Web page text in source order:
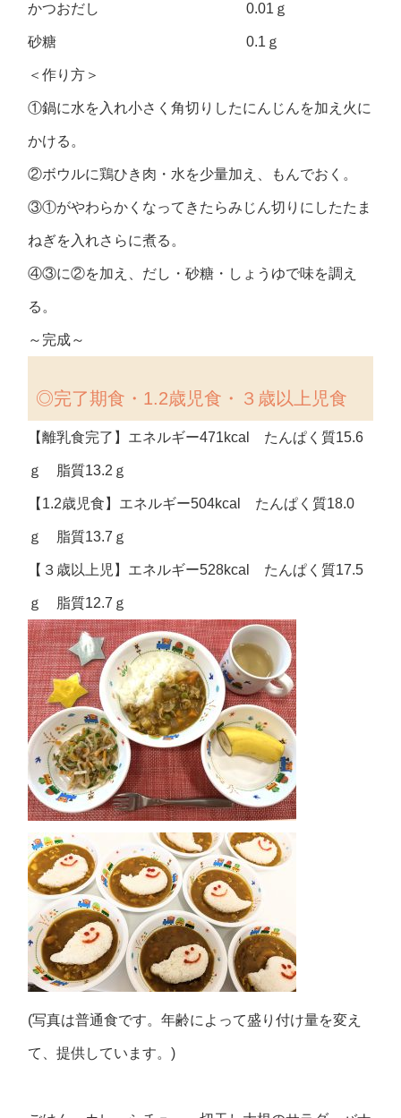
かつおだし 0.01ｇ
砂糖 0.1ｇ
＜作り方＞
①鍋に水を入れ小さく角切りしたにんじんを加え火に
かける。
②ボウルに鶏ひき肉・水を少量加え、もんでおく。
③①がやわらかくなってきたらみじん切りにしたたま
ねぎを入れさらに煮る。
④③に②を加え、だし・砂糖・しょうゆで味を調え
る。
～完成～
◎完了期食・1.2歳児食・３歳以上児食
【離乳食完了】エネルギー471kcal たんぱく質15.6
ｇ 脂質13.2ｇ
【1.2歳児食】エネルギー504kcal たんぱく質18.0
ｇ 脂質13.7ｇ
【３歳以上児】エネルギー528kcal たんぱく質17.5
ｇ 脂質12.7ｇ
(写真は普通食です。年齢によって盛り付け量を変え
て、提供しています。)